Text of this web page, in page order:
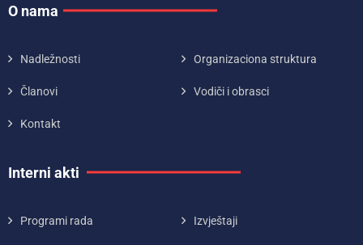
O nama
Nadležnosti Organizaciona struktura
Članovi Vodiči i obrasci
Kontakt
Interni akti
Programi rada Izvještaji